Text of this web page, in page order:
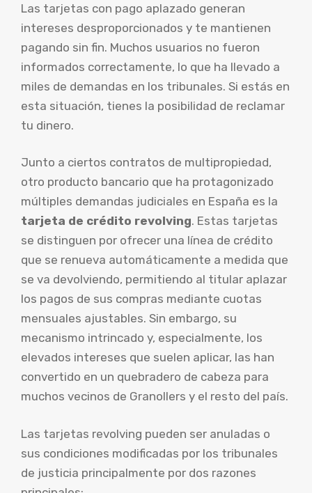
Las tarjetas con pago aplazado generan
intereses desproporcionados y te mantienen
pagando sin fin. Muchos usuarios no fueron
informados correctamente, lo que ha llevado a
miles de demandas en los tribunales. Si estás en
esta situación, tienes la posibilidad de reclamar
tu dinero.
Junto a ciertos contratos de multipropiedad,
otro producto bancario que ha protagonizado
múltiples demandas judiciales en España es la
tarjeta de crédito revolving. Estas tarjetas
se distinguen por ofrecer una línea de crédito
que se renueva automáticamente a medida que
se va devolviendo, permitiendo al titular aplazar
los pagos de sus compras mediante cuotas
mensuales ajustables. Sin embargo, su
mecanismo intrincado y, especialmente, los
elevados intereses que suelen aplicar, las han
convertido en un quebradero de cabeza para
muchos vecinos de Granollers y el resto del país.
Las tarjetas revolving pueden ser anuladas o
sus condiciones modificadas por los tribunales
de justicia principalmente por dos razones